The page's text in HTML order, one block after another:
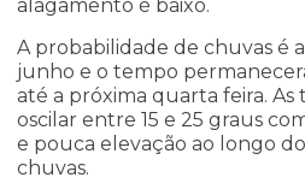
alagamento é baixo.
A probabilidade de chuvas é
junho e o tempo
até a próxima quarta feira. As
oscilar entre 15 e 25 graus
e pouca elevação ao longo
chuvas.